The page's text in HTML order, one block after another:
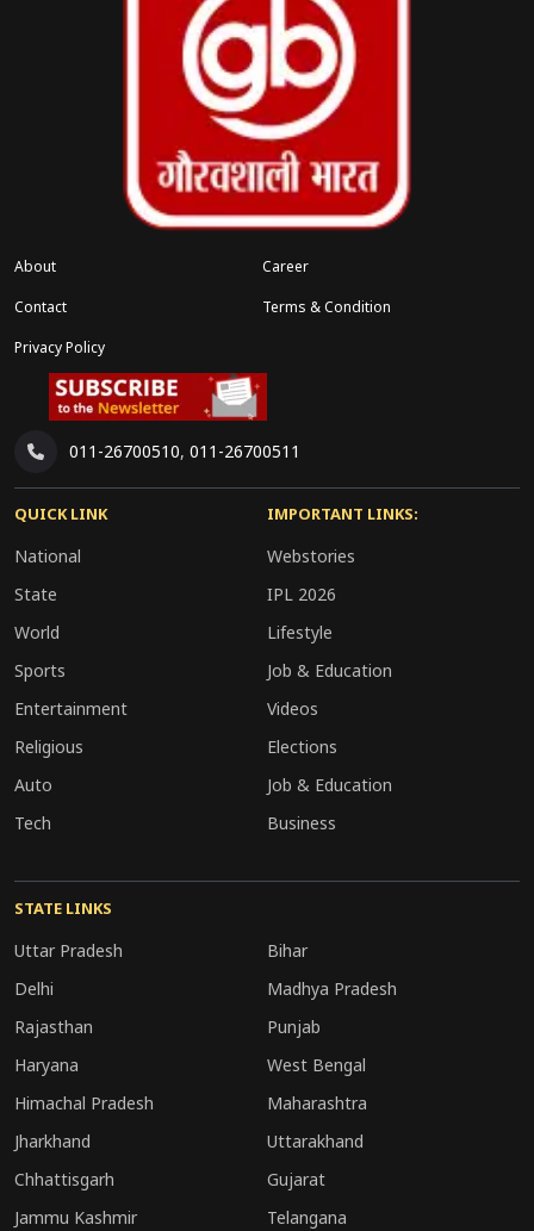
About
Career
Contact
Terms & Condition
Privacy Policy
011-26700510, 011-26700511
QUICK LINK
National
State
World
Sports
Entertainment
Religious
Auto
Tech
IMPORTANT LINKS:
Webstories
IPL 2026
Lifestyle
Job & Education
Videos
Elections
Job & Education
Business
STATE LINKS
Uttar Pradesh
Bihar
Delhi
Madhya Pradesh
Rajasthan
Punjab
Haryana
West Bengal
Himachal Pradesh
Maharashtra
Jharkhand
Uttarakhand
Chhattisgarh
Gujarat
Jammu Kashmir
Telangana